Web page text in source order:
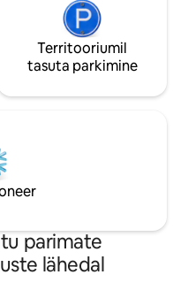
Territooriumil
tasuta parkimine
parimate
lähedal